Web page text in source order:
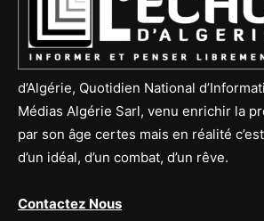
d’Algérie, Quotidien National
Médias Algérie Sarl, venu enrichir la
par son âge certes mais en réalité
d’un idéal, d’un combat, d’un rêve.
Contactez Nous